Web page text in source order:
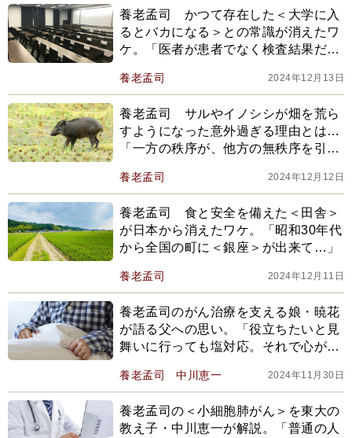
養老孟司 かつて存在した＜大学に入
るとバカになる＞との常識が消えたワ
ケ。「医者が患者でなく検査結果だけ
養老孟司 2024年12月13日
養老孟司 サルやイノシシが畑を荒ら
すようになった意外過ぎる理由とは…
「一方の秩序が、他方の無秩序を引き
養老孟司 2024年12月12日
養老孟司 食と安全を備えた＜田舎＞
が日本から消えたワケ。「昭和30年代
から全国の町に＜銀座＞が出来て…」
養老孟司 2024年12月11日
養老孟司のがん治療を支える娘・暁花
が語る父への思い。「役立ちたいと見
舞いに行っても塩対応。それで心が折
養老孟司 中川恵一 2024年11月30日
養老孟司の＜小細胞肺がん＞を東大の
教え子・中川恵一が解説。「普通の人